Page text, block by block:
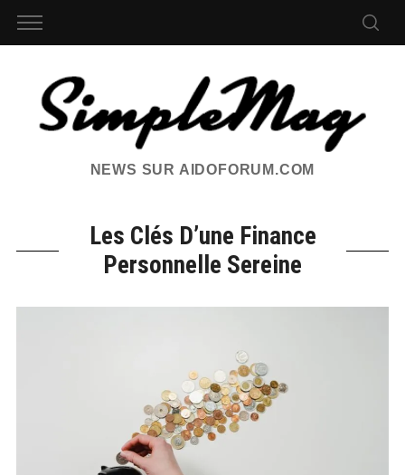
NEWS SUR AIDOFORUM.COM
Les Clés D’une Finance
Personnelle Sereine